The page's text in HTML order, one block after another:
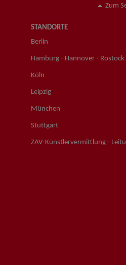
Zum
STANDORTE
Berlin
Hamburg - Hannover - Rostock
Köln
Leipzig
München
Stuttgart
ZAV-Künstlervermittlung -